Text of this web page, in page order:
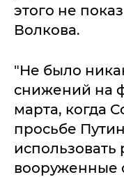
этого не
Волкова.
"Не было
снижений на
марта, когда
просьбе
использовать
вооруженные